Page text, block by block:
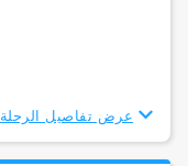
عرض تفاصيل الرحلة